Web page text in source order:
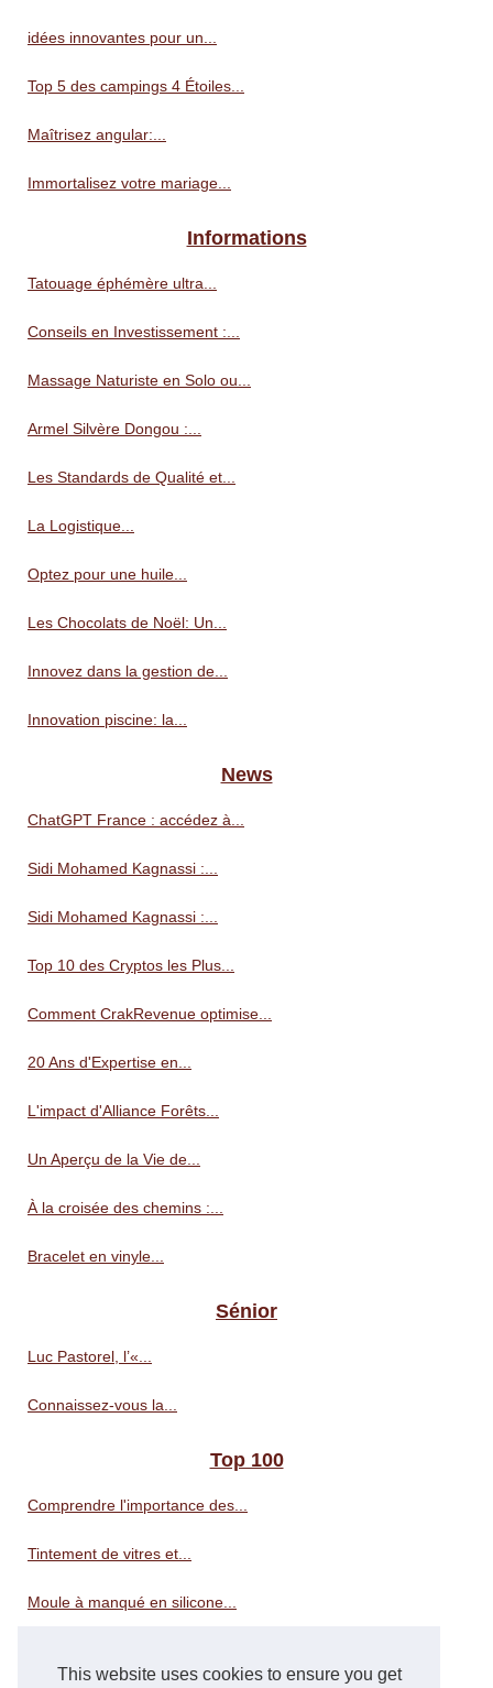
This website uses cookies to ensure you get
idées innovantes pour un...
Top 5 des campings 4 Étoiles...
Maîtrisez angular:...
Immortalisez votre mariage...
Informations
Tatouage éphémère ultra...
Conseils en Investissement :...
Massage Naturiste en Solo ou...
Armel Silvère Dongou :...
Les Standards de Qualité et...
La Logistique...
Optez pour une huile...
Les Chocolats de Noël: Un...
Innovez dans la gestion de...
Innovation piscine: la...
News
ChatGPT France : accédez à...
Sidi Mohamed Kagnassi :...
Sidi Mohamed Kagnassi :...
Top 10 des Cryptos les Plus...
Comment CrakRevenue optimise...
20 Ans d'Expertise en...
L'impact d'Alliance Forêts...
Un Aperçu de la Vie de...
À la croisée des chemins :...
Bracelet en vinyle...
Sénior
Luc Pastorel, l’«...
Connaissez-vous la...
Top 100
Comprendre l'importance des...
Tintement de vitres et...
Moule à manqué en silicone...